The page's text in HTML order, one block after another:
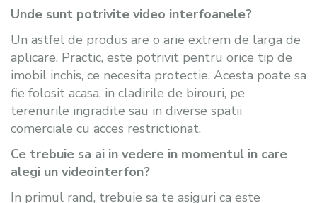
Unde sunt potrivite video interfoanele?
Un astfel de produs are o arie extrem de larga de
aplicare. Practic, este potrivit pentru orice tip de
imobil inchis, ce necesita protectie. Acesta poate sa
fie folosit acasa, in cladirile de birouri, pe
terenurile ingradite sau in diverse spatii
comerciale cu acces restrictionat.
Ce trebuie sa ai in vedere in momentul in care
alegi un videointerfon?
In primul rand, trebuie sa te asiguri ca este